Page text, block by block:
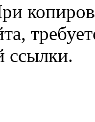
ссылки.